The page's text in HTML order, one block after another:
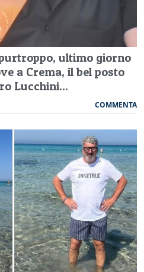
ultimo giorno
a Crema, il bel posto
Lucchini...
COMMENTA